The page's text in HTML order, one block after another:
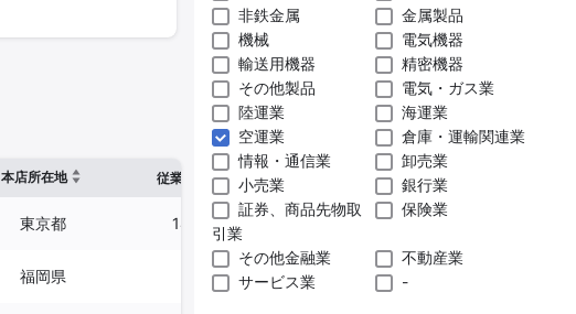
本店所在地 従業員数※1 臨時従業員数※2
東京都 14,431人 120人
福岡県 741人
非鉄金属
金属製品
機械
電気機器
輸送用機器
精密機器
その他製品
電気・ガス業
陸運業
海運業
空運業
倉庫・運輸関連業
情報・通信業
卸売業
小売業
銀行業
証券、商品先物取
引業
保険業
その他金融業
不動産業
サービス業
-